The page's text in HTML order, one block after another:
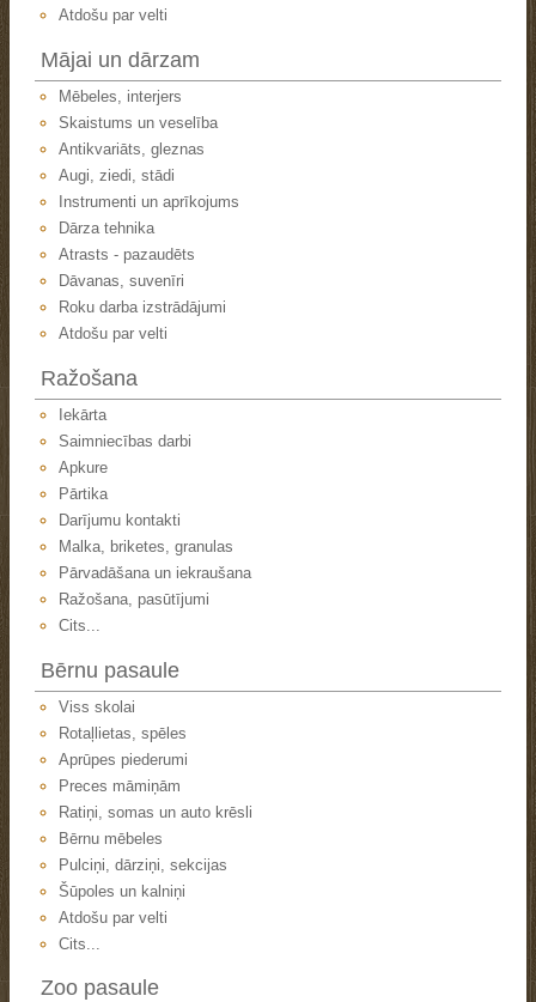
Atdošu par velti
Mājai un dārzam
Mēbeles, interjers
Skaistums un veselība
Antikvariāts, gleznas
Augi, ziedi, stādi
Instrumenti un aprīkojums
Dārza tehnika
Atrasts - pazaudēts
Dāvanas, suvenīri
Roku darba izstrādājumi
Atdošu par velti
Ražošana
Iekārta
Saimniecības darbi
Apkure
Pārtika
Darījumu kontakti
Malka, briketes, granulas
Pārvadāšana un iekraušana
Ražošana, pasūtījumi
Cits...
Bērnu pasaule
Viss skolai
Rotaļlietas, spēles
Aprūpes piederumi
Preces māmiņām
Ratiņi, somas un auto krēsli
Bērnu mēbeles
Pulciņi, dārziņi, sekcijas
Šūpoles un kalniņi
Atdošu par velti
Cits...
Zoo pasaule